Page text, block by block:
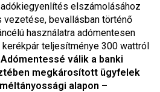
elszámolásához
bevallásban történő
használatra adómentesen
teljesítménye 300 wattról
Adómentessé válik a banki
megkárosított ügyfelek
alapon –